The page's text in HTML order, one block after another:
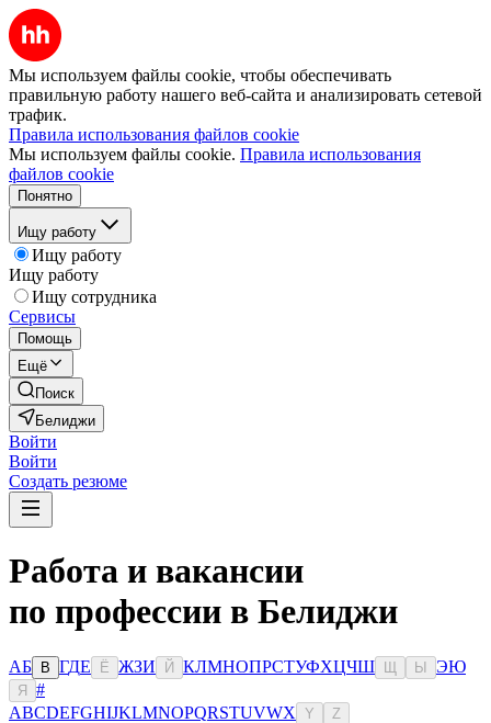
Мы используем файлы cookie, чтобы обеспечивать
правильную работу нашего веб-сайта и анализировать сетевой
трафик.
Правила использования файлов cookie
Мы используем файлы cookie. Правила использования
файлов cookie
Понятно
Ищу работу
Ищу работу
Ищу работу
Ищу сотрудника
Сервисы
Помощь
Ещё
Поиск
Белиджи
Войти
Войти
Создать резюме
Работа и вакансии
по профессии в Белиджи
АБ В ГДЕ Ё ЖЗИ Й КЛМНОПРСТУФХЦЧШ Ы ЭЮ
Я
#
ABCDEFGHIJKLMNOPQRSTUVWX Y Z